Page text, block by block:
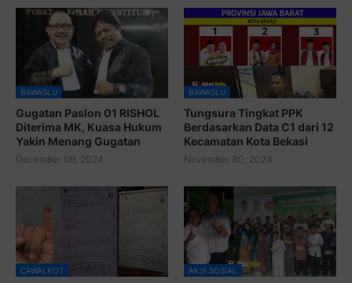
BAWASLU
Gugatan Paslon 01 RISHOL
Diterima MK, Kuasa Hukum
Yakin Menang Gugatan
December 09, 2024
BAWASLU
Tungsura Tingkat PPK
Berdasarkan Data C1 dari 12
Kecamatan Kota Bekasi
November 30, 2024
CAWALKOT AKSI SOSIAL